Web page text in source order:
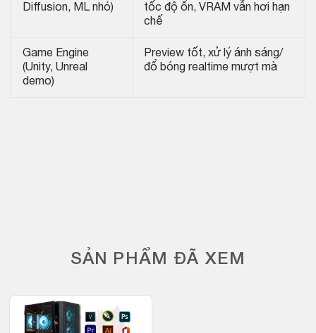
Diffusion, ML nhỏ)
tốc độ ổn, VRAM vẫn hơi hạn
chế
Game Engine
(Unity, Unreal
demo)
Preview tốt, xử lý ánh sáng/
đổ bóng realtime mượt mà
SẢN PHẨM ĐÃ XEM